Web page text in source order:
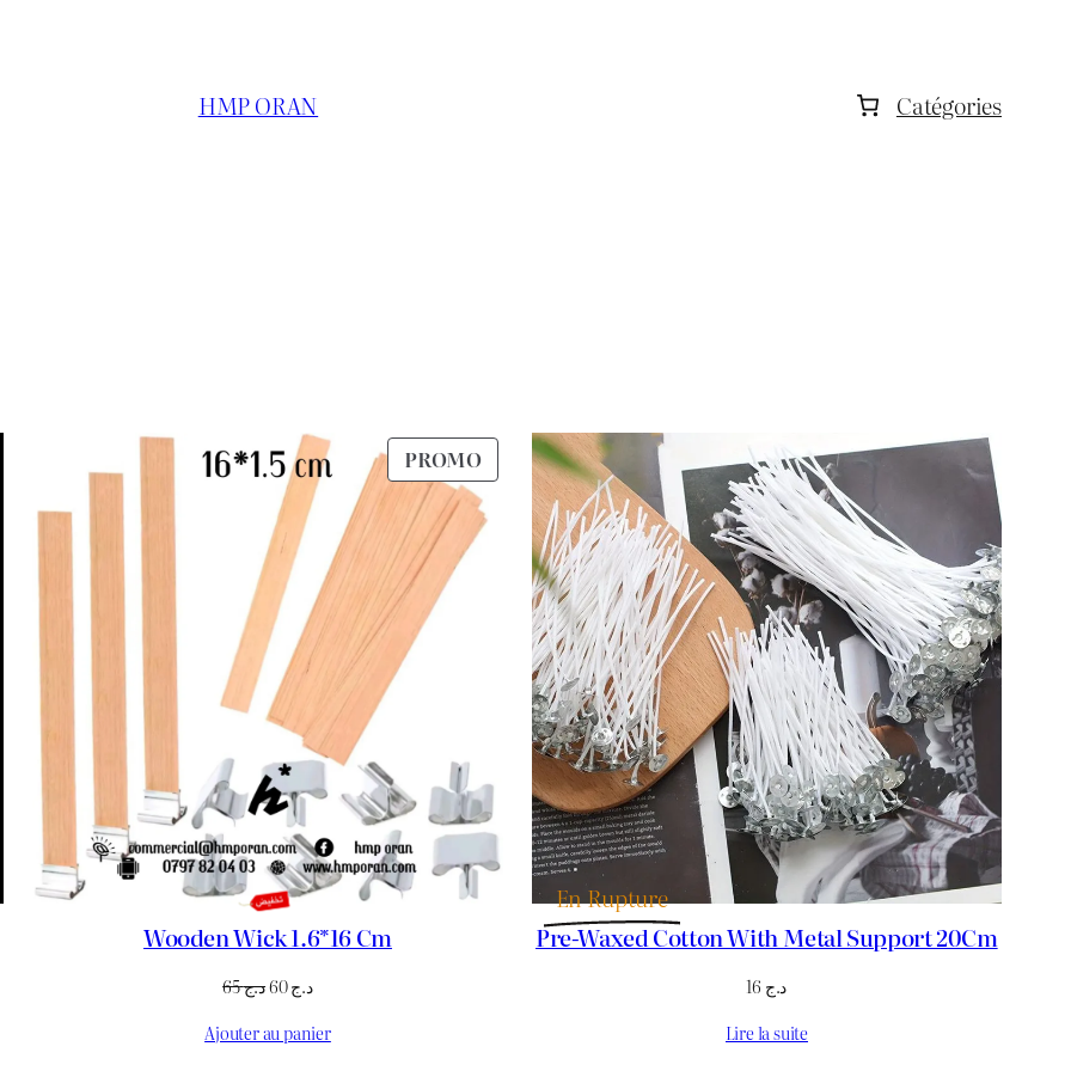
HMP ORAN Catégories
PROMOPRODUIT
EN
PROMOTION
Wooden Wick 1.6*16 Cm
د.ج65
Le
initial
د.ج60
Le
actuel
Ajouter au panier
En Rupture
Pre-Waxed Cotton With Metal Support 20Cm
د.ج
Lire la suite